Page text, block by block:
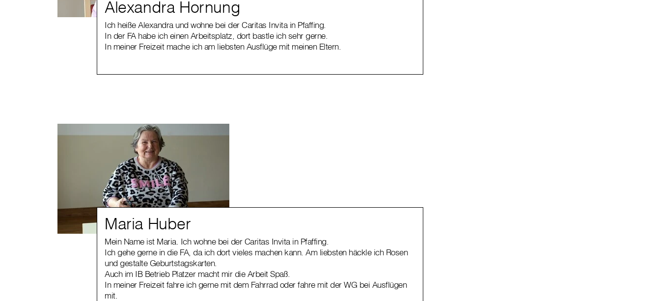
Alexandra Hornung
Ich heiße Alexandra und wohne bei der Caritas Invita in Pfaffing.
In der FA habe ich einen Arbeitsplatz, dort bastle ich sehr gerne.
In meiner Freizeit mache ich am liebsten Ausflüge mit meinen Eltern.
Maria Huber
Mein Name ist Maria. Ich wohne bei der Caritas Invita in Pfaffing.
Ich gehe gerne in die FA, da ich dort vieles machen kann. Am liebsten häckle ich Rosen
und gestalte Geburtstagskarten.
Auch im IB Betrieb Platzer macht mir die Arbeit Spaß.
In meiner Freizeit fahre ich gerne mit dem Fahrrad oder fahre mit der WG bei Ausflügen
mit.